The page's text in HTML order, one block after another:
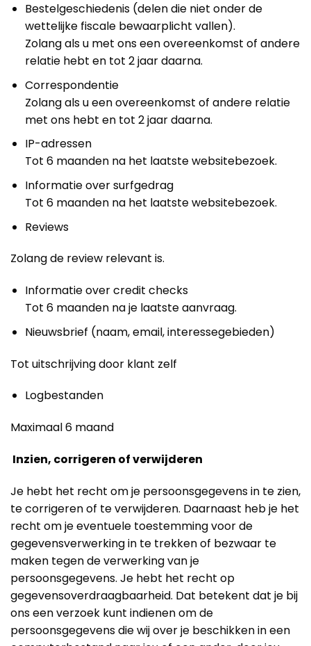
Bestelgeschiedenis (delen die niet onder de
wettelijke fiscale bewaarplicht vallen).
Zolang als u met ons een overeenkomst of andere
relatie hebt en tot 2 jaar daarna.
Correspondentie
Zolang als u een overeenkomst of andere relatie
met ons hebt en tot 2 jaar daarna.
IP-adressen
Tot 6 maanden na het laatste websitebezoek.
Informatie over surfgedrag
Tot 6 maanden na het laatste websitebezoek.
Reviews
Zolang de review relevant is.
Informatie over credit checks
Tot 6 maanden na je laatste aanvraag.
Nieuwsbrief (naam, email, interessegebieden)
Tot uitschrijving door klant zelf
Logbestanden
Maximaal 6 maand
Inzien, corrigeren of verwijderen
Je hebt het recht om je persoonsgegevens in te zien,
te corrigeren of te verwijderen. Daarnaast heb je het
recht om je eventuele toestemming voor de
gegevensverwerking in te trekken of bezwaar te
maken tegen de verwerking van je
persoonsgegevens. Je hebt het recht op
gegevensoverdraagbaarheid. Dat betekent dat je bij
ons een verzoek kunt indienen om de
persoonsgegevens die wij over je beschikken in een